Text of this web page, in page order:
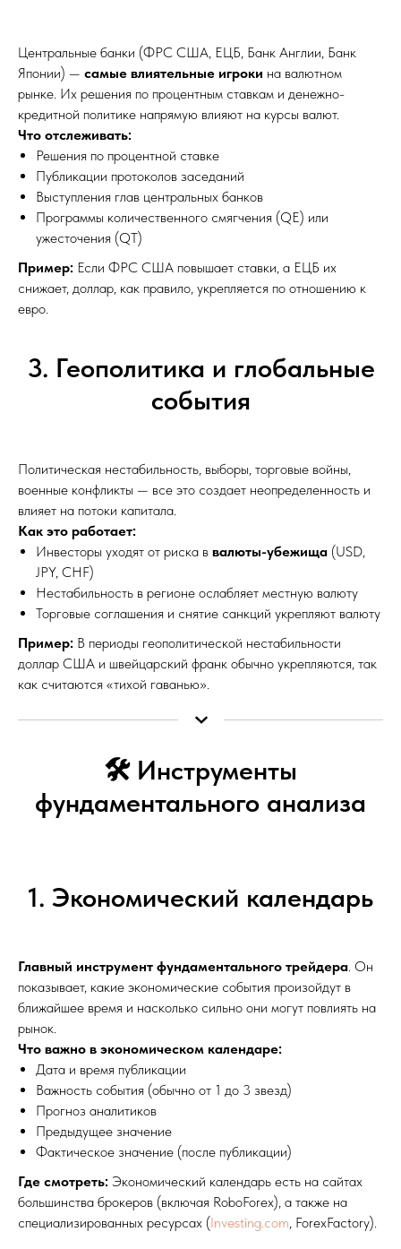
Центральные банки (ФРС США, ЕЦБ, Банк Англии, Банк
Японии) — самые влиятельные игроки на валютном
рынке. Их решения по процентным ставкам и денежно-
кредитной политике напрямую влияют на курсы валют.
Что отслеживать:
Решения по процентной ставке
Публикации протоколов заседаний
Выступления глав центральных банков
Программы количественного смягчения (QE) или
ужесточения (QT)
Пример: Если ФРС США повышает ставки, а ЕЦБ их
снижает, доллар, как правило, укрепляется по отношению к
евро.
3. Геополитика и глобальные
события
Политическая нестабильность, выборы, торговые войны,
военные конфликты — все это создает неопределенность и
влияет на потоки капитала.
Как это работает:
Инвесторы уходят от риска в валюты-убежища (USD,
JPY, CHF)
Нестабильность в регионе ослабляет местную валюту
Торговые соглашения и снятие санкций укрепляют валюту
Пример: В периоды геополитической нестабильности
доллар США и швейцарский франк обычно укрепляются, так
как считаются «тихой гаванью».
🛠️ Инструменты
фундаментального анализа
1. Экономический календарь
Главный инструмент фундаментального трейдера. Он
показывает, какие экономические события произойдут в
ближайшее время и насколько сильно они могут повлиять на
рынок.
Что важно в экономическом календаре:
Дата и время публикации
Важность события (обычно от 1 до 3 звезд)
Прогноз аналитиков
Предыдущее значение
Фактическое значение (после публикации)
Где смотреть: Экономический календарь есть на сайтах
большинства брокеров (включая RoboForex), а также на
специализированных ресурсах (Investing.com, ForexFactory).